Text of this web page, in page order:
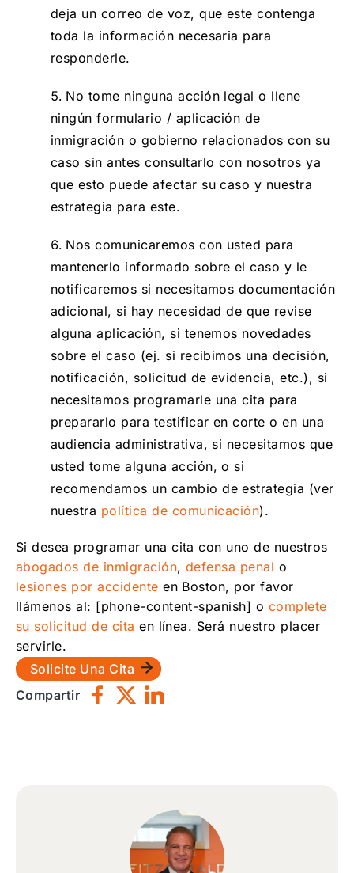
deja un correo de voz, que este contenga
toda la información necesaria para
responderle.
No tome ninguna acción legal o llene
ningún formulario / aplicación de
inmigración o gobierno relacionados con su
caso sin antes consultarlo con nosotros ya
que esto puede afectar su caso y nuestra
estrategia para este.
Nos comunicaremos con usted para
mantenerlo informado sobre el caso y le
notificaremos si necesitamos documentación
adicional, si hay necesidad de que revise
alguna aplicación, si tenemos novedades
sobre el caso (ej. si recibimos una decisión,
notificación, solicitud de evidencia, etc.), si
necesitamos programarle una cita para
prepararlo para testificar en corte o en una
audiencia administrativa, si necesitamos que
usted tome alguna acción, o si
recomendamos un cambio de estrategia (ver
nuestra política de comunicación).
Si desea programar una cita con uno de nuestros
abogados de inmigración,defensa penal o
lesiones por accidente en Boston, por favor
llámenos al: [phone-content-spanish] o complete
su solicitud de cita en línea. Será nuestro placer
servirle.
Solicite Una Cita
Compartir